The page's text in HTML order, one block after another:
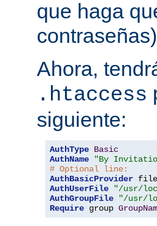
que haga
Ahora,
.htaccess
siguiente:
AuthType Basic
AuthName
"By
# Optional line:
AuthBasicProvider
AuthUserFile
"/usr/
AuthGroupFile
"/usr/
Require group